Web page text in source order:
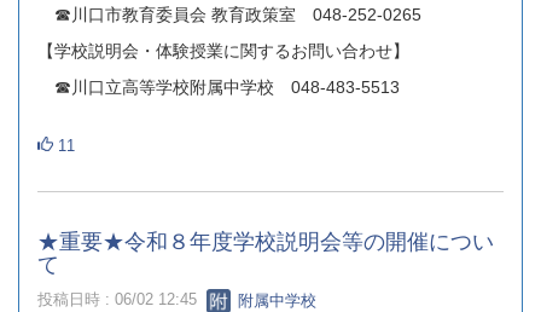
☎川口市教育委員会 教育政策室 048‐252‐0265
【学校説明会・体験授業に関するお問い合わせ】
☎川口立高等学校附属中学校 048‐483‐5513
11
★重要★令和８年度学校説明会等の開催につい
て
投稿日時 : 06/02 12:45 附属中学校